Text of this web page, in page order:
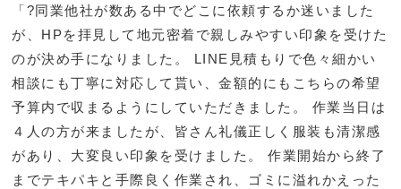
「?同業他社が数ある中でどこに依頼するか迷いました
が、HPを拝見して地元密着で親しみやすい印象を受けた
のが決め手になりました。 LINE見積もりで色々細かい
相談にも丁寧に対応して貰い、金額的にもこちらの希望
予算内で収まるようにしていただきました。 作業当日は
４人の方が来ましたが、皆さん礼儀正しく服装も清潔感
があり、大変良い印象を受けました。 作業開始から終了
までテキパキと手際良く作業され、ゴミに溢れかえった